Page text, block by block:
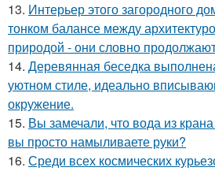
13. Интерьер этого загородного
тонком балансе между
природой - они словно
14. Деревянная беседка
уютном стиле, идеально
окружение.
15. Вы замечали, что вода из
вы просто намыливаете руки?
16. Среди всех космических